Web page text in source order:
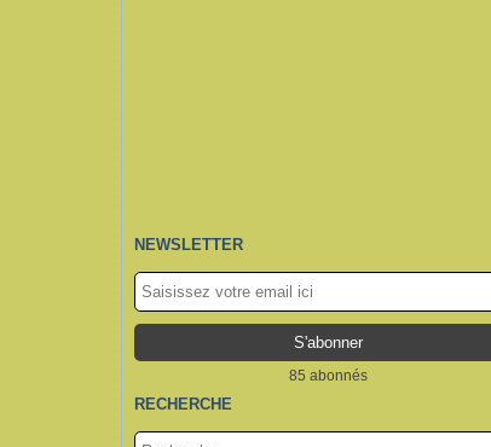
NEWSLETTER
85 abonnés
RECHERCHE